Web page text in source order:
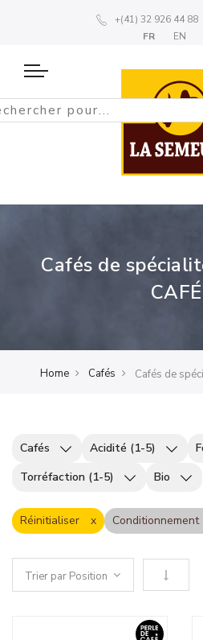
+(41) 32 926 44 88
FR
EN
Cafés de
Home Cafés
Cafés Acidité (1-5)
Torréfaction (1-5)
Bio
Réinitialiser Conditionnement
Définir